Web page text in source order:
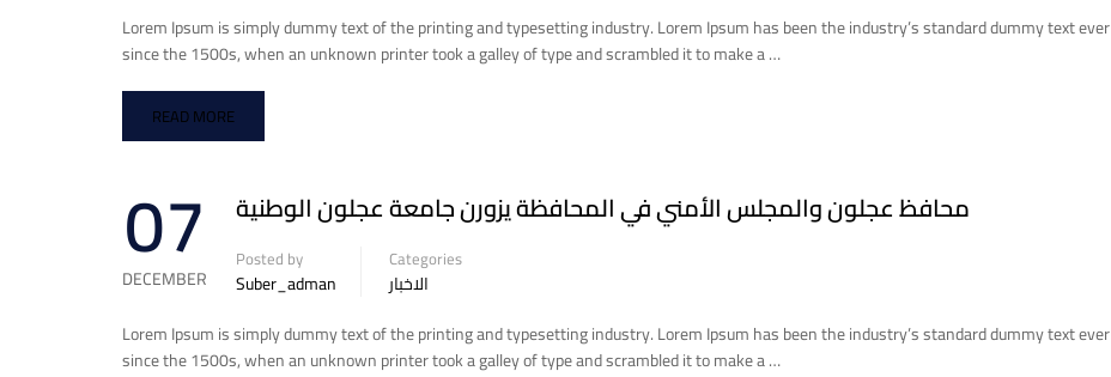
Lorem Ipsum is simply dummy text of the printing and typesetting industry. Lorem Ipsum has been the industry’s standard dummy text ever
since the 1500s, when an unknown printer took a galley of type and scrambled it to make a …
READ MORE
07
DECEMBER
محافظ عجلون والمجلس الأمني في المحافظة يزورن جامعة عجلون الوطنية
Posted by
Suber_adman
Categories
الاخبار
Lorem Ipsum is simply dummy text of the printing and typesetting industry. Lorem Ipsum has been the industry’s standard dummy text ever
since the 1500s, when an unknown printer took a galley of type and scrambled it to make a …